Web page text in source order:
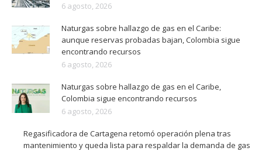
6 agosto, 2026
Naturgas sobre hallazgo de gas en el Caribe:
aunque reservas probadas bajan, Colombia sigue
encontrando recursos
6 agosto, 2026
Naturgas sobre hallazgo de gas en el Caribe,
Colombia sigue encontrando recursos
6 agosto, 2026
Regasificadora de Cartagena retomó operación plena tras
mantenimiento y queda lista para respaldar la demanda de gas